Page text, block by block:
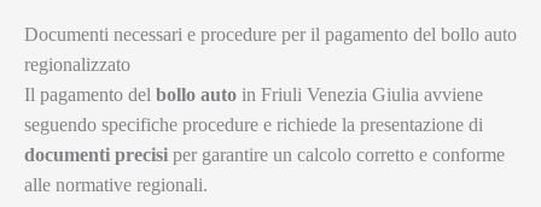
Documenti necessari e procedure per il pagamento del bollo auto
regionalizzato
Il pagamento del bollo auto in Friuli Venezia Giulia avviene
seguendo specifiche procedure e richiede la presentazione di
documenti precisi per garantire un calcolo corretto e conforme
alle normative regionali.